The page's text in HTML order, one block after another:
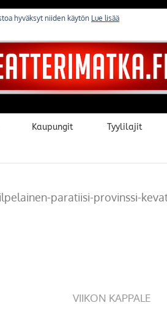
Kaupungit Tyylilajit
paratiisi-provinssi-
VIIKON KAPPALE
hyväksyt niiden käytön Lue lisää